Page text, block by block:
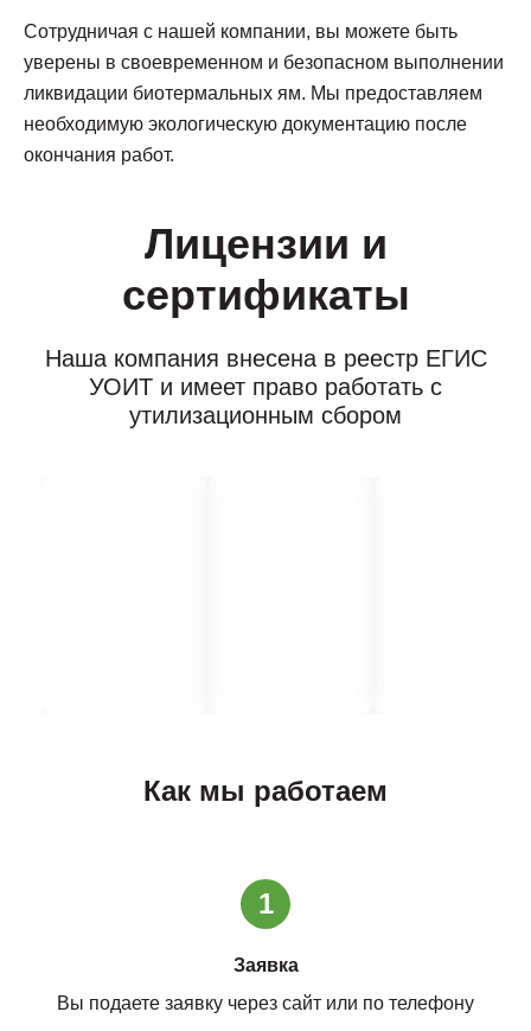
Сотрудничая с нашей компании, вы можете быть
уверены в своевременном и безопасном выполнении
ликвидации биотермальных ям. Мы предоставляем
необходимую экологическую документацию после
окончания работ.
Лицензии и
сертификаты
Наша компания внесена в реестр ЕГИС
УОИТ и имеет право работать с
утилизационным сбором
Как мы работаем
1
Заявка
Вы подаете заявку через сайт или по телефону